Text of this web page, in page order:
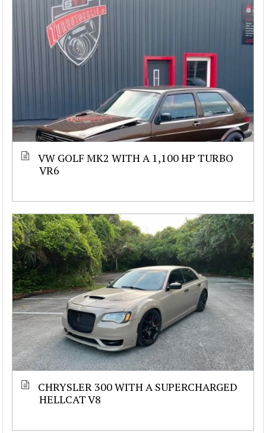
VW GOLF MK2 WITH A 1,100 HP TURBO
VR6
CHRYSLER 300 WITH A SUPERCHARGED
HELLCAT V8